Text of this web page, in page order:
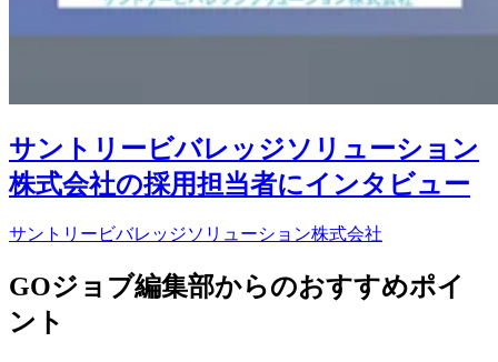
サントリービバレッジソリューション
株式会社の採用担当者にインタビュー
サントリービバレッジソリューション株式会社
GOジョブ編集部からのおすすめポイ
ント